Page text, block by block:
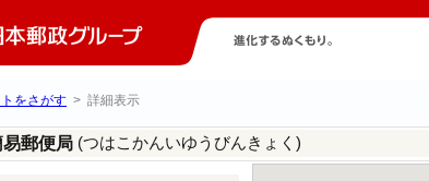
をさがす > 詳細表示
郵便局 (つはこかんいゆうびんきょく)